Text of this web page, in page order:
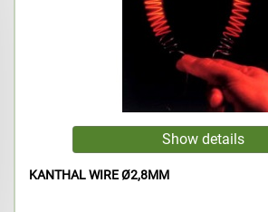
KANTHAL WIRE Ø2,8MM